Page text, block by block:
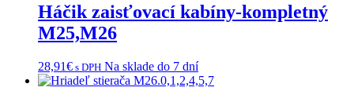
Háčik zaisťovací kabíny-kompletný
M25,M26
28,91€ s DPH Na sklade do 7 dní